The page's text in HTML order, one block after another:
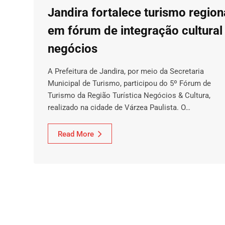
Jandira fortalece turismo
em fórum de integração cultural
negócios
A Prefeitura de Jandira, por meio da Secretaria
Municipal de Turismo, participou do 5º Fórum de
Turismo da Região Turística Negócios & Cultura,
realizado na cidade de Várzea Paulista. O…
Read More